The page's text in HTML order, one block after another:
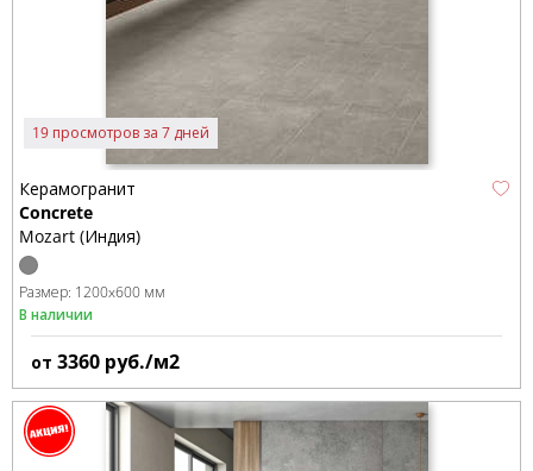
19 просмотров за 7 дней
Керамогранит
Concrete
Mozart (Индия)
Размер: 1200x600 мм
В наличии
от 3360 руб./м2